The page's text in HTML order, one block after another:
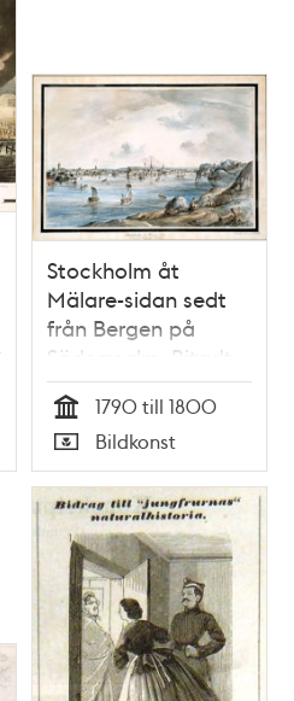
Stockholm åt
Mälare-sidan sedt
från Bergen på
Södermalm. Ritadt .
. . Efter naturen af
J.F. Martin
Tid
1790 till 1800
Typ
Bildkonst